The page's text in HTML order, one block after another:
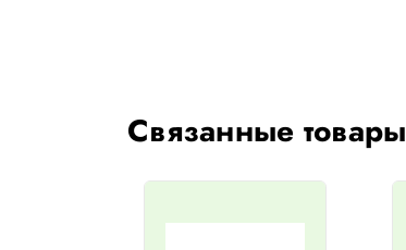
Связанные товары